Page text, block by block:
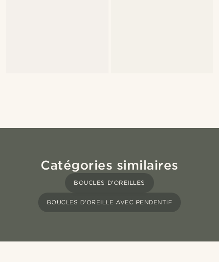
Catégories similaires
BOUCLES D'OREILLES
BOUCLES D'OREILLE AVEC PENDENTIF